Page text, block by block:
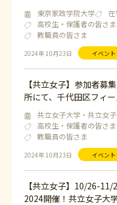
2024年 10月23日 イベント
東京家政学院大学
高校生・保護者の皆さま
教職員の皆さま
2024年 10月23日 イベント
【共立女子】参加者募
所にて、千代田区フィ
共立女子大学・共立女
高校生・保護者の皆さま
教職員の皆さま
【共立女子】10/26-11/
2024開催！共立女子大